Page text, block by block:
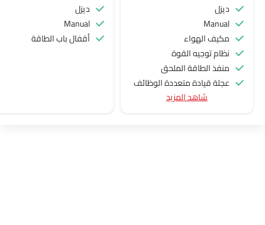
ديزل
Manual
مكيف الهواء
نظام توجيه القوة
منفذ الطاقة الملحق
عجلة قيادة متعددة الوظائف
جبهة المتحدثين
شاهد المزيد
ديزل
Manual
أقفال باب الطاقة